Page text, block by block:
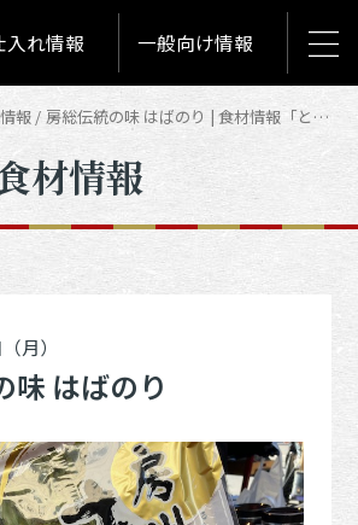
入れ情報 一般向け情報
報 房総伝統の味 はばのり | 食材情報「とれたて築地食材情報」
材情報
月）
味 はばのり